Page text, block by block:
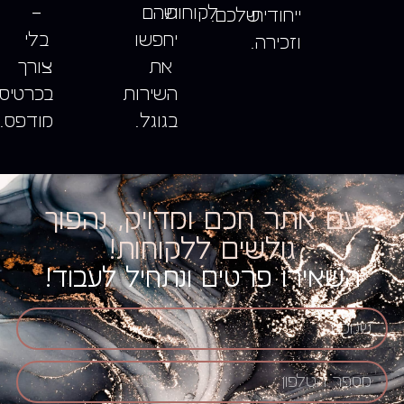
ייחודית
וזכירה.
שלכם.לקוחות.שהם
יחפשו
את
השירות
בגוגל.
–
בלי
צורך
בכרטיס
מודפס.
עם אתר חכם ומדויק, נהפוך
גולשים ללקוחות!
השאירו פרטים ונתחיל לעבוד!